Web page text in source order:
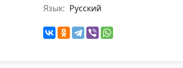
Язык: Русский